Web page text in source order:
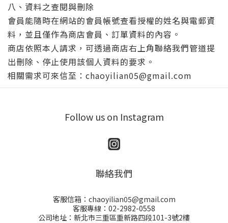
八、資料之查閱與刪除
會員能隨時在網站的會員帳號查看授權的姓名與電郵資
料，並且僅作為商店會員、訂單資料的內容。
商店依照本人請求，可透過商店右上角聯絡我們管道提
出刪除、停止使用該個人資料的要求。
相關需求可來信至：chaoyilian05@gmail.com
Follow us on Instagram
聯絡我們
客服信箱：chaoyilian05@gmail.com
客服專線：02-2982-0558
公司地址：新北市三重區重新路四段101-3號2樓